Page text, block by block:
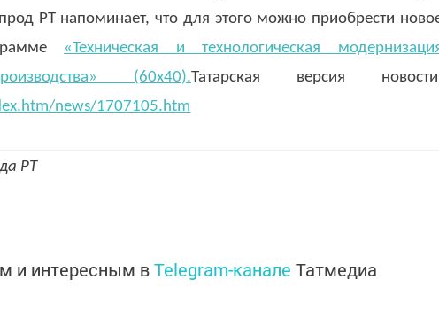
РТ напоминает, что для этого можно приобрести
«Техническая и технологическая
(60х40).Татарская версия
news/1707105.htm
РТ
и интересным вTelegram-канале Татмедиа